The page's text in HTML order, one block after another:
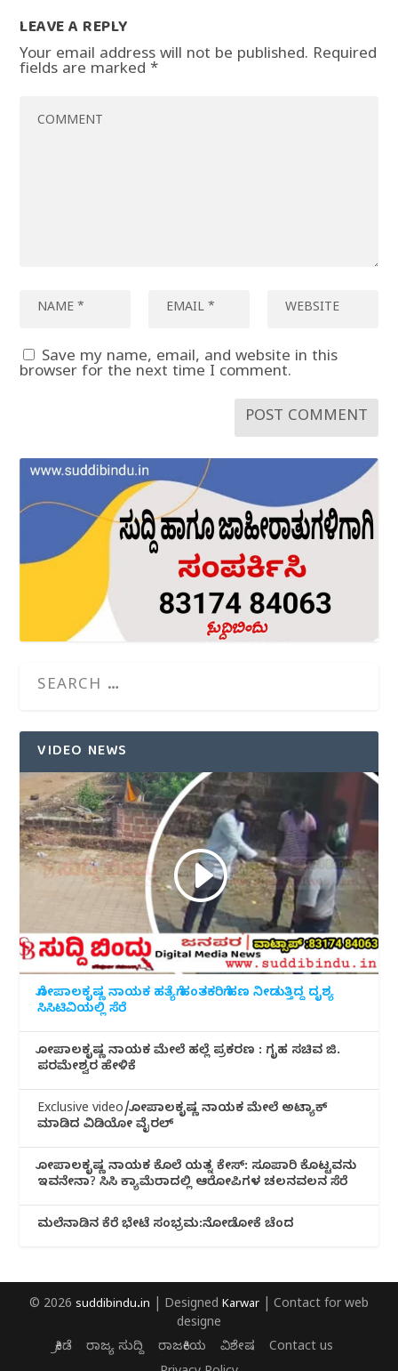
LEAVE A REPLY
Your email address will not be published. Required
fields are marked*
Save my name, email, and website in this
browser for the next time I comment.
VIDEO NEWS
ಗೋಪಾಲಕೃಷ್ಣ ನಾಯಕ ಹತ್ಯೆಗೆ ಹಂತಕರಿಗೆ ಹಣ ನೀಡುತ್ತಿದ್ದ ದೃಶ್ಯ
ಸಿಸಿಟಿವಿಯಲ್ಲಿ ಸೆರೆ
ಗೋಪಾಲಕೃಷ್ಣ ನಾಯಕ ಮೇಲೆ ಹಲ್ಲೆ ಪ್ರಕರಣ : ಗೃಹ ಸಚಿವ ಜಿ.
ಪರಮೇಶ್ವರ ಹೇಳಿಕೆ
Exclusive video/ಗೋಪಾಲಕೃಷ್ಣ ನಾಯಕ ಮೇಲೆ ಅಟ್ಯಾಕ್
ಮಾಡಿದ ವಿಡಿಯೋ ವೈರಲ್
ಗೋಪಾಲಕೃಷ್ಣ ನಾಯಕ ಕೊಲೆ ಯತ್ನ ಕೇಸ್: ಸೂಪಾರಿ ಕೊಟ್ಟವನು
ಇವನೇನಾ? ಸಿಸಿ ಕ್ಯಾಮೆರಾದಲ್ಲಿ ಆರೋಪಿಗಳ ಚಲನವಲನ ಸೆರೆ
ಮಲೆನಾಡಿ‌ನ ಕೆರೆ ಭೇಟೆ ಸಂಭ್ರಮ:ನೋಡೋಕೆ ಚೆಂದ
© 2026 suddibindu.in | Designed Karwar | Contact for web
designe
ಕ್ರೀಡೆ
ರಾಜ್ಯ ಸುದ್ದಿ ರಾಜಕೀಯ ವಿಶೇಷ
Contact us